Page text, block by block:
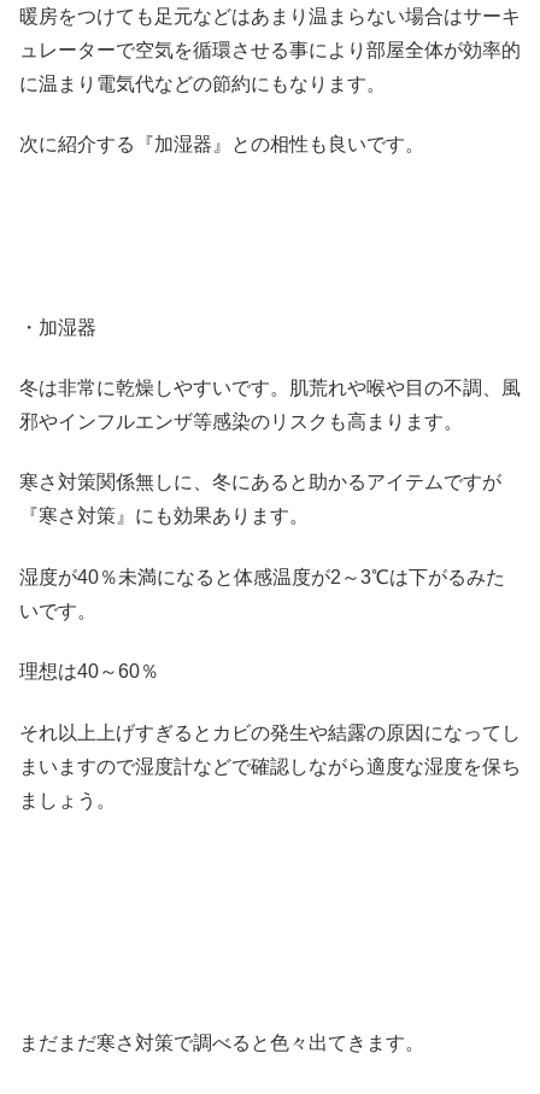
暖房をつけても足元などはあまり温まらない場合はサーキ
ュレーターで空気を循環させる事により部屋全体が効率的
に温まり電気代などの節約にもなります。
次に紹介する『加湿器』との相性も良いです。
・加湿器
冬は非常に乾燥しやすいです。肌荒れや喉や目の不調、風
邪やインフルエンザ等感染のリスクも高まります。
寒さ対策関係無しに、冬にあると助かるアイテムですが
『寒さ対策』にも効果あります。
湿度が40％未満になると体感温度が2～3℃は下がるみた
いです。
理想は40～60％
それ以上上げすぎるとカビの発生や結露の原因になってし
まいますので湿度計などで確認しながら適度な湿度を保ち
ましょう。
まだまだ寒さ対策で調べると色々出てきます。